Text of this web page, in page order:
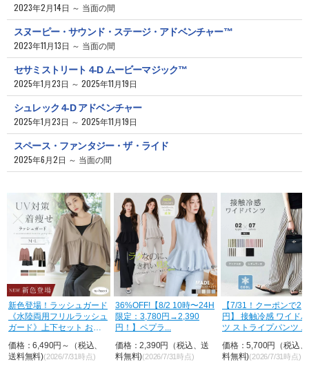
2023年2月14日 ～ 当面の間
スヌーピー・サウンド・ステージ・アドベンチャー™
2023年11月13日 ～ 当面の間
セサミストリート 4-D ムービーマジック™
2025年1月23日 ～ 2025年11月19日
シュレック 4-D アドベンチャー
2025年1月23日 ～ 2025年11月19日
スペース・ファンタジー・ザ・ライド
2025年6月2日 ～ 当面の間
新色登場！ラッシュガード
《水陸両用フリルラッシュ
ガード》上下セット おし
価格：6,490円～（税込、
送料無料)(2026/7/31時点)
36%OFF!【8/2 10時〜24H
限定：3,780円→2,390
円！】ペプラ...
価格：2,390円（税込、送
料無料)(2026/7/31時点)
【7/31！クーポンで
円】 接触冷感 ワイド
ツ ストライプパンツ ...
価格：5,700円（税込
料無料)(2026/7/31時点)